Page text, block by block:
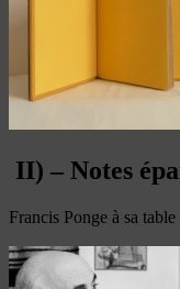
II) – Notes
Francis Ponge à sa